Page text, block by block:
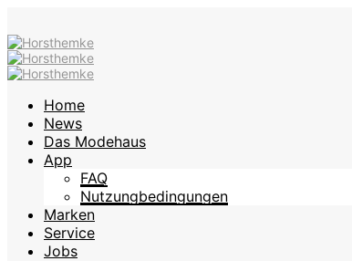
Home
News
Das Modehaus
App
FAQ
Nutzungbedingungen
Marken
Service
Jobs